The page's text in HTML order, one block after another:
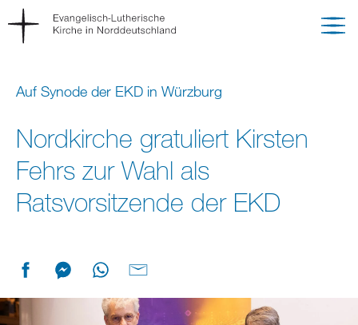
Auf Synode der EKD in Würzburg
Nordkirche gratuliert Kirsten
Fehrs zur Wahl als
Ratsvorsitzende der EKD